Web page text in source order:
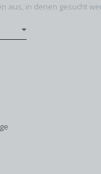
aus, in denen gesucht